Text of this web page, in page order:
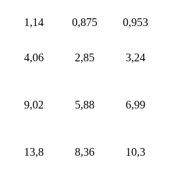
1,14 0,875 0,953
4,06 2,85 3,24
9,02
5,88 6,99
13,8 8,36 10,3